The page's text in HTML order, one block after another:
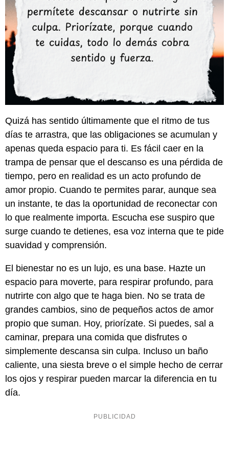
Quizá has sentido últimamente que el ritmo de tus
días te arrastra, que las obligaciones se acumulan y
apenas queda espacio para ti. Es fácil caer en la
trampa de pensar que el descanso es una pérdida de
tiempo, pero en realidad es un acto profundo de
amor propio. Cuando te permites parar, aunque sea
un instante, te das la oportunidad de reconectar con
lo que realmente importa. Escucha ese suspiro que
surge cuando te detienes, esa voz interna que te pide
suavidad y comprensión.
El bienestar no es un lujo, es una base. Hazte un
espacio para moverte, para respirar profundo, para
nutrirte con algo que te haga bien. No se trata de
grandes cambios, sino de pequeños actos de amor
propio que suman. Hoy, priorízate. Si puedes, sal a
caminar, prepara una comida que disfrutes o
simplemente descansa sin culpa. Incluso un baño
caliente, una siesta breve o el simple hecho de cerrar
los ojos y respirar pueden marcar la diferencia en tu
día.